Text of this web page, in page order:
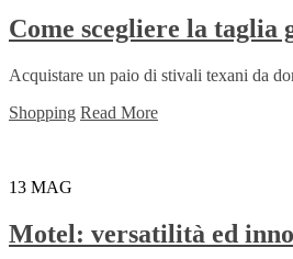
Come scegliere la taglia
Acquistare un paio di stivali texani da
Shopping Read More
13 MAG
Motel: versatilità ed